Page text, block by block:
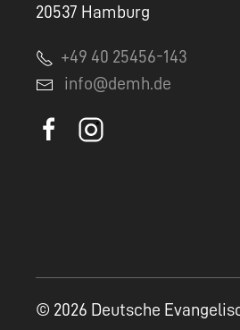
20537 Hamburg
+49 40 25456-143
info@demh.de
© 2026 Deutsche